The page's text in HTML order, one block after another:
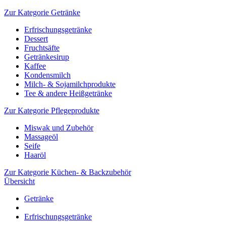
Zur Kategorie Getränke
Erfrischungsgetränke
Dessert
Fruchtsäfte
Getränkesirup
Kaffee
Kondensmilch
Milch- & Sojamilchprodukte
Tee & andere Heißgetränke
Zur Kategorie Pflegeprodukte
Miswak und Zubehör
Massageöl
Seife
Haaröl
Zur Kategorie Küchen- & Backzubehör
Übersicht
Getränke
Erfrischungsgetränke